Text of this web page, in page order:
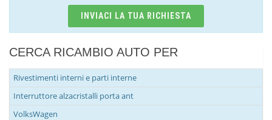
INVIACI LA TUA RICHIESTA
CERCA RICAMBIO AUTO PER
Rivestimenti interni e parti interne
Interruttore alzacristalli porta ant
VolksWagen